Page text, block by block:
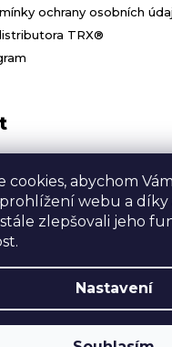
cookies, abychom
webu a díky
zlepšovali jeho
Nastavení
ochrany osobních
TRX®
Vytvořil Shoptet
20263D FITNESS.